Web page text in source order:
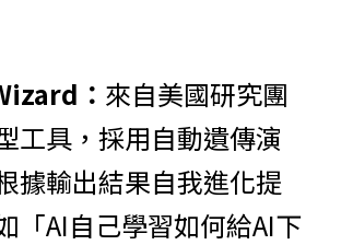
： 來自美國研究團
工具，採用自動遺傳演
據輸出結果自我進化提
「AI自己學習如何給AI下